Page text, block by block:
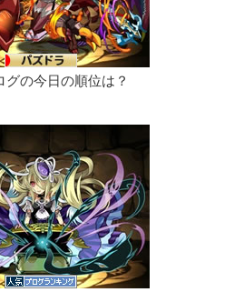
グの今日の順位は？